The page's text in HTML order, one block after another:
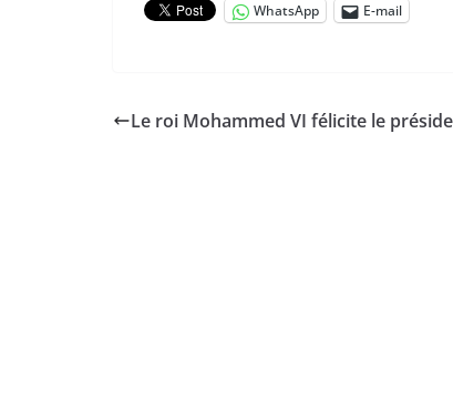
WhatsApp
E-mail
Le roi Mohammed VI félicite le